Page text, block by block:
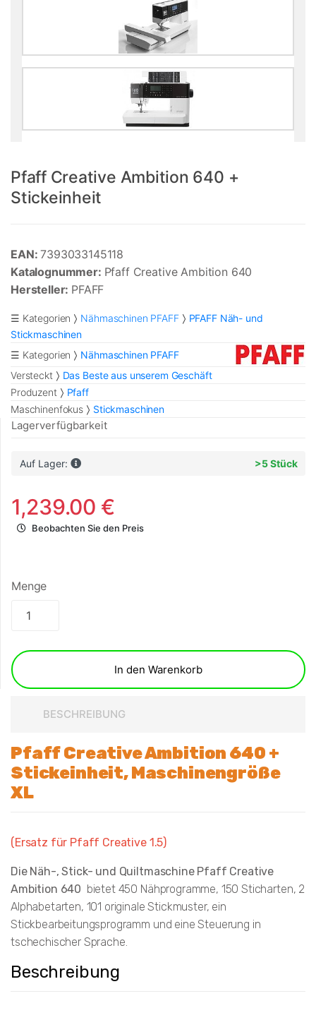
Pfaff Creative Ambition 640 +
Stickeinheit
EAN: 7393033145118
Katalognummer: Pfaff Creative Ambition 640
Hersteller: PFAFF
☰ Kategorien Nähmaschinen PFAFF
PFAFF Näh- und
Stickmaschinen
☰ Kategorien
Nähmaschinen PFAFF
Versteckt
Das Beste aus unserem Geschäft
Produzent
Pfaff
Maschinenfokus
Stickmaschinen
Lagerverfügbarkeit
Auf Lager: >5 Stück
1,239.00 €
Beobachten Sie den Preis
Menge
In den Warenkorb
BESCHREIBUNG
Pfaff Creative Ambition 640 +
Stickeinheit, Maschinengröße
XL
(Ersatz für Pfaff Creative 1.5)
Die Näh-, Stick- und Quiltmaschine Pfaff Creative
Ambition 640 bietet 450 Nähprogramme, 150 Sticharten, 2
Alphabetarten, 101 originale Stickmuster, ein
Stickbearbeitungsprogramm und eine Steuerung in
tschechischer Sprache.
Beschreibung